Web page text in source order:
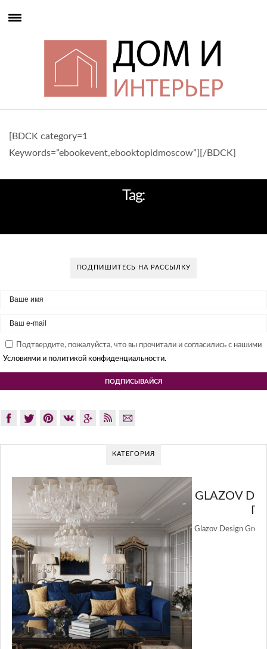
[BDCK category=1
Keywords=”ebookevent,ebooktopidmoscow”][/BDCK]
Tag:
ПОДПИШИТЕСЬ НА РАССЫЛКУ
Подтвердите, пожалуйста, что вы прочитали и согласились с нашими
Условиями и политикой конфиденциальности.
КАТЕГОРИЯ